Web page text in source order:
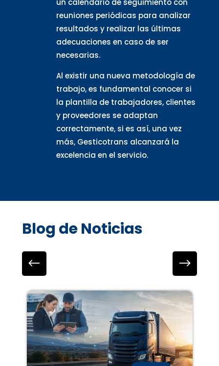
un calendario de seguimiento con
reuniones periódicas para analizar
resultados y realizar las últimas
adecuaciones en caso de ser
necesarias.
Al existir una nueva metodología de
trabajo, es fundamental conocer si
la plantilla de trabajadores, clientes
y proveedores se adaptan
correctamente, si es así, una vez
más, Gesticotrans alcanzará la
excelencia en el servicio.
Blog de Noticias